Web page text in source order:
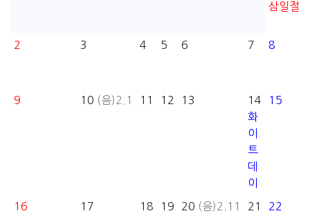
삼일절
2 3 4 5 6 7 8
9 10 (음)2.1 11 12 13
14
화
이
트
데
이
15
16 17 18 19 20 (음)2.11 21 22